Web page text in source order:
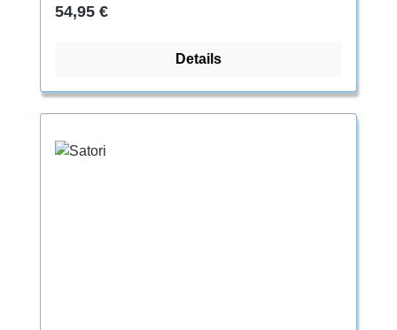
einem freundlichen, leicht zu bedienenden
Regulärer Preis:
54,95 €
Details